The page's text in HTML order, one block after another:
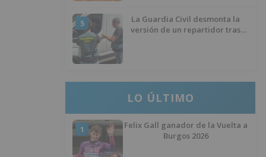
5
La Guardia Civil desmonta la
versión de un repartidor tras
LO ÚLTIMO
1
Felix Gall ganador de la Vuelta a
Burgos 2026